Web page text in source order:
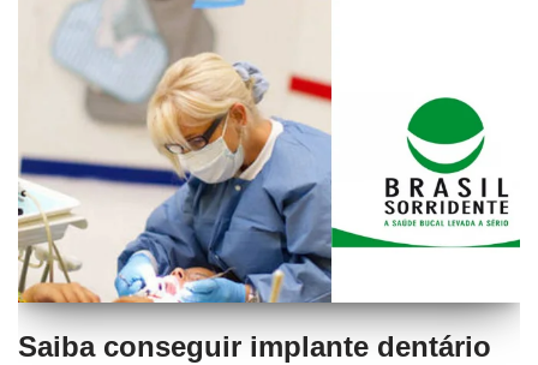
Saiba conseguir implante dentário